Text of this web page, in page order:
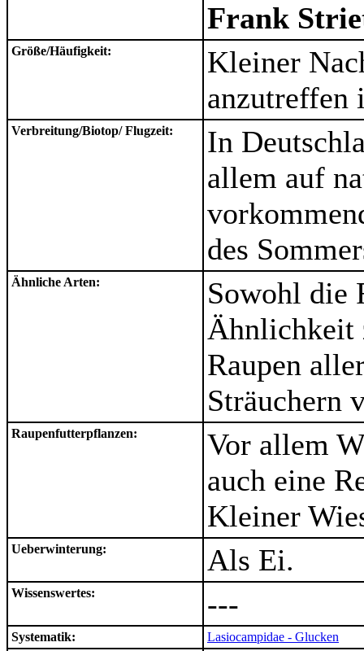
Frank
Größe/Häufigkeit:
Kleiner
anzutreffen
Verbreitung/Biotop/ Flugzeit:
In
allem auf
des
Ähnliche Arten:
Sowohl die
Raupen
Sträuchern
Raupenfutterpflanzen:
Vor allem
auch eine
Kleiner
Ueberwinterung: Als Ei.
Wissenswertes: ---
Systematik:
Lasiocampidae - Glucken